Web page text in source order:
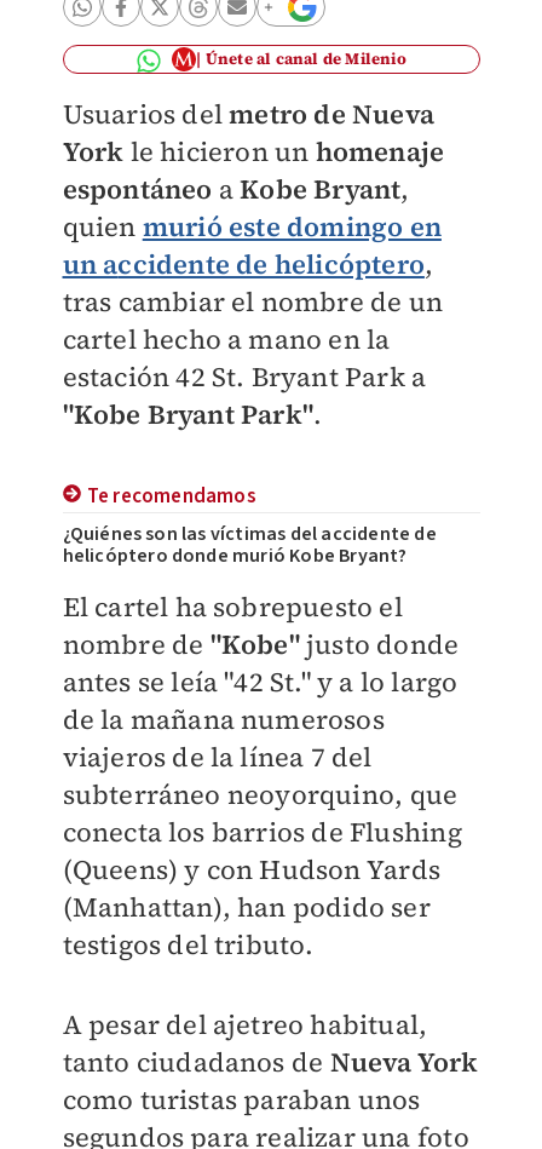
Únete al canal de Milenio
Usuarios delmetro de Nueva
York le hicieron un homenaje
espontáneo aKobe Bryant,
quien murió este domingo en
un accidente de helicóptero,
tras cambiar el nombre de un
cartel hecho a mano en la
estación 42 St. Bryant Park a
"Kobe Bryant Park".
Te recomendamos
¿Quiénes son las víctimas del accidente de
helicóptero donde murió Kobe Bryant?
El cartel ha sobrepuesto el
nombre de "Kobe"justo donde
antes se leía "42 St." y a lo largo
de la mañana numerosos
viajeros de la línea 7 del
subterráneo neoyorquino, que
conecta los barrios de Flushing
(Queens) y con Hudson Yards
(Manhattan), han podido ser
testigos del tributo.
A pesar del ajetreo habitual,
tanto ciudadanos de Nueva York
como turistas paraban unos
segundos para realizar una foto